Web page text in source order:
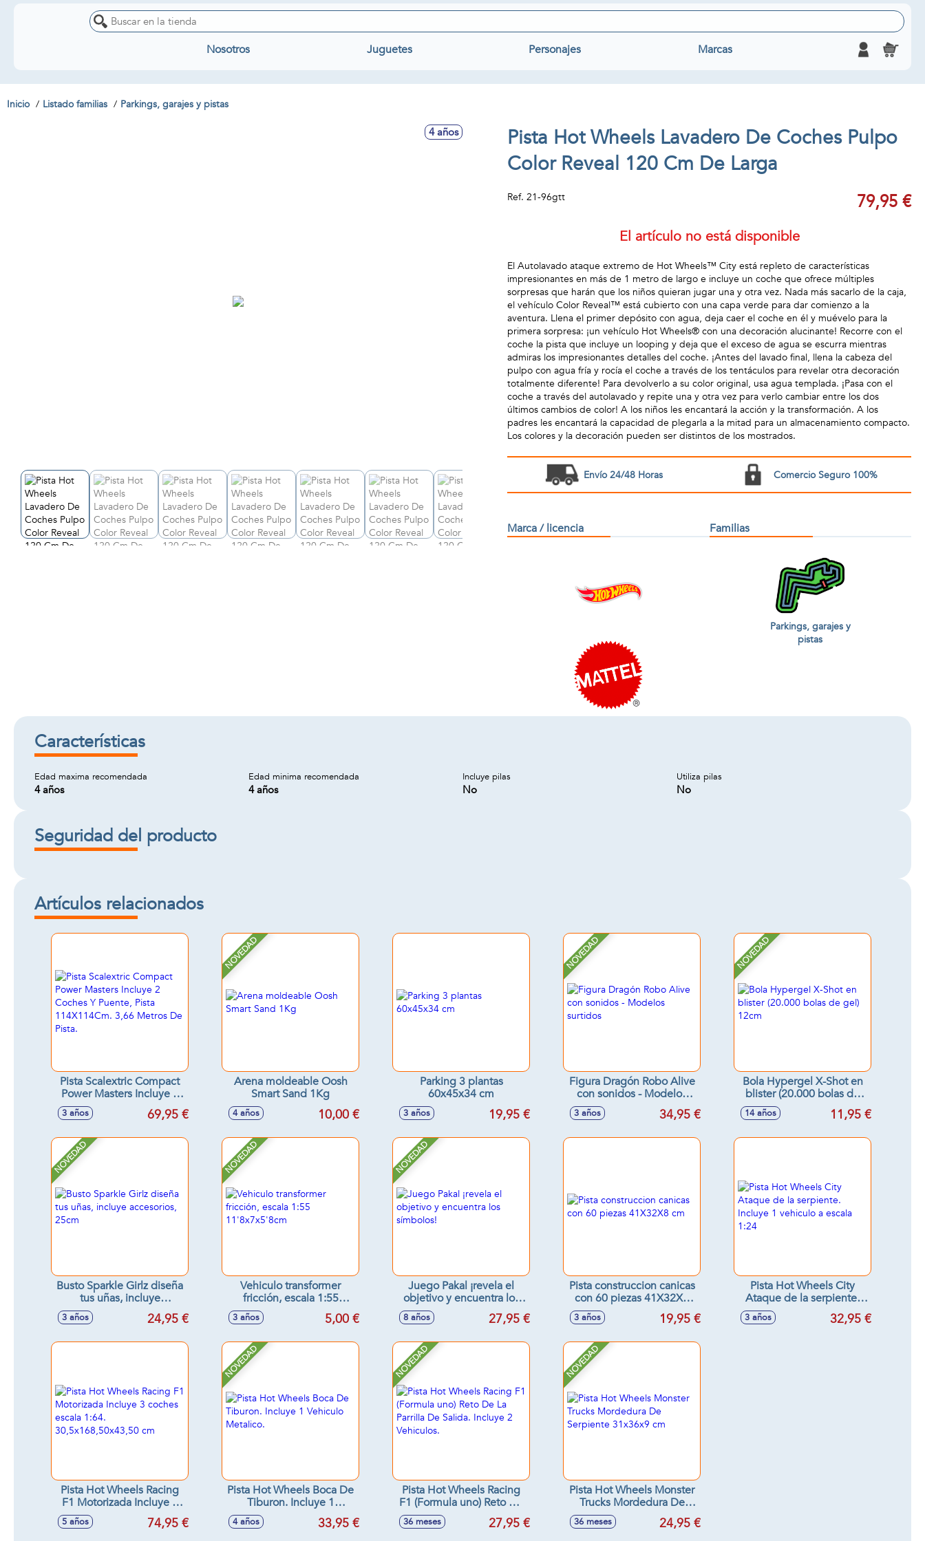
Nosotros Juguetes Personajes Marcas
Inicio Listado familias Parkings, garajes y pistas
4 años
Pista Hot Wheels Lavadero De Coches Pulpo
Color Reveal 120 Cm De Larga
Ref. 21-96gtt 79,95 €
El artículo no está disponible
El Autolavado ataque extremo de Hot Wheels™ City está repleto de características
impresionantes en más de 1 metro de largo e incluye un coche que ofrece múltiples
sorpresas que harán que los niños quieran jugar una y otra vez. Nada más sacarlo de la caja,
el vehículo Color Reveal™ está cubierto con una capa verde para dar comienzo a la
aventura. Llena el primer depósito con agua, deja caer el coche en él y muévelo para la
primera sorpresa: ¡un vehículo Hot Wheels® con una decoración alucinante! Recorre con el
coche la pista que incluye un looping y deja que el exceso de agua se escurra mientras
admiras los impresionantes detalles del coche. ¡Antes del lavado final, llena la cabeza del
pulpo con agua fría y rocía el coche a través de los tentáculos para revelar otra decoración
totalmente diferente! Para devolverlo a su color original, usa agua templada. ¡Pasa con el
coche a través del autolavado y repite una y otra vez para verlo cambiar entre los dos
últimos cambios de color! A los niños les encantará la acción y la transformación. A los
padres les encantará la capacidad de plegarla a la mitad para un almacenamiento compacto.
Los colores y la decoración pueden ser distintos de los mostrados.
Envío 24/48 Horas Comercio Seguro 100%
Marca / licencia Familias
Parkings, garajes y
pistas
Características
Edad maxima recomendada
4 años
Edad minima recomendada
4 años
Incluye pilas
No
Utiliza pilas
No
Seguridad del producto
Artículos relacionados
Pista Scalextric Compact
Power Masters Incluye 2
Coches Y Puente, Pista
114X114Cm. 3,66 Metros
3 años 69,95 €
NOVEDAD
Arena moldeable Oosh
Smart Sand 1Kg
4 años 10,00 €
Parking 3 plantas
60x45x34 cm
3 años 19,95 €
NOVEDAD
Figura Dragón Robo Alive
con sonidos - Modelos
3 años 34,95 €
NOVEDAD
Bola Hypergel X-Shot en
blister (20.000 bolas de
gel) 12cm
14 años 11,95 €
NOVEDAD
Busto Sparkle Girlz diseña
tus uñas, incluye
accesorios, 25cm
3 años 24,95 €
NOVEDAD
Vehiculo transformer
fricción, escala 1:55
11'8x7x5'8cm
3 años 5,00 €
NOVEDAD
Juego Pakal ¡revela el
objetivo y encuentra los
8 años 27,95 €
Pista construccion canicas
con 60 piezas 41X32X8
3 años 19,95 €
Pista Hot Wheels City
Ataque de la serpiente.
Incluye 1 vehiculo a escala
3 años 32,95 €
Pista Hot Wheels Racing
F1 Motorizada Incluye 3
coches escala 1:64.
30,5x168,50x43,50 cm
5 años 74,95 €
NOVEDAD
Pista Hot Wheels Boca De
Tiburon. Incluye 1
Vehiculo Metalico.
4 años 33,95 €
NOVEDAD
Pista Hot Wheels Racing
F1 (Formula uno) Reto De
La Parrilla De Salida.
Incluye 2 Vehiculos.
36 meses 27,95 €
NOVEDAD
Pista Hot Wheels Monster
Trucks Mordedura De
Serpiente 31x36x9 cm
36 meses 24,95 €